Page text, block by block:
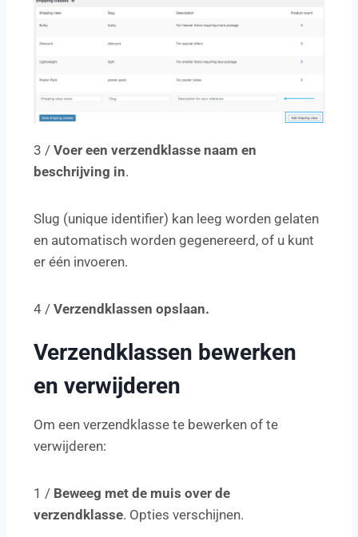
3 / Voer een verzendklasse naam en
beschrijving in.
Slug (unique identifier) kan leeg worden gelaten
en automatisch worden gegenereerd, of u kunt
er één invoeren.
4 / Verzendklassen opslaan.
Verzendklassen bewerken
en verwijderen
Om een verzendklasse te bewerken of te
verwijderen:
1 / Beweeg met de muis over de
verzendklasse. Opties verschijnen.